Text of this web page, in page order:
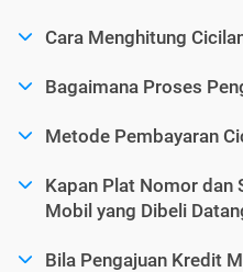
Cara Menghitung
Bagaimana Proses
Metode Pembayaran
Kapan Plat Nomor dan
Mobil yang Dibeli
Bila Pengajuan Kredit